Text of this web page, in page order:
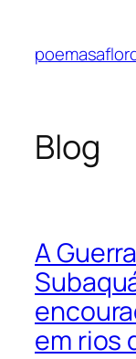
Blog
A
em rios